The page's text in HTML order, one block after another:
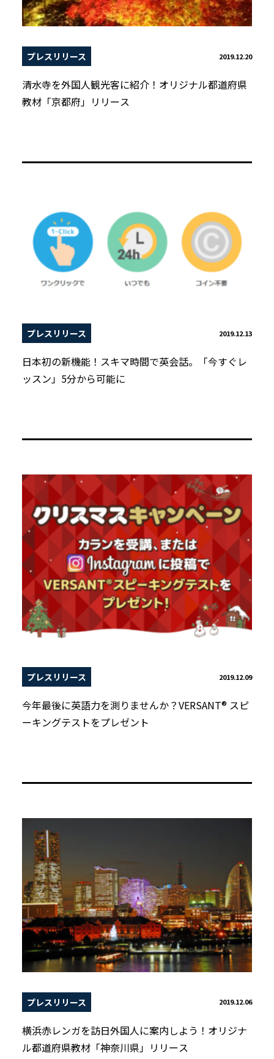
プレスリリース 2019.12.20
清水寺を外国人観光客に紹介！オリジナル都道府県
教材「京都府」リリース
プレスリリース 2019.12.13
日本初の新機能！スキマ時間で英会話。「今すぐレ
ッスン」5分から可能に
プレスリリース 2019.12.09
今年最後に英語力を測りませんか？VERSANT® スピ
ーキングテストをプレゼント
プレスリリース 2019.12.06
横浜赤レンガを訪日外国人に案内しよう！オリジナ
ル都道府県教材「神奈川県」リリース